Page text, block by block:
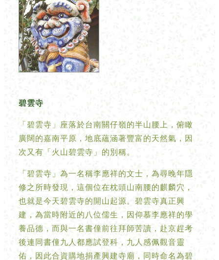
碧雲寺
「碧雲寺」座落於台南關仔嶺的半山腰上，俯瞰
廣闊的嘉南平原，地底蘊涵著豐富的天然氣，因
次又有「火山碧雲寺」的別稱。
「碧雲寺」為一名稱李應祥的文士，為尋晚年隱
修之所時發現，這個位在枕頭山南腰的麒麟穴，
也就是今天碧雲寺的開山起源。碧雲寺真正興
建，為當時附近的八位儒生，因仰慕李應祥的學
養品德，而與一名書僮前往拜師苦讀，赴京趕考
後連同書僮九人都應試登科，九人感佩觀音靈
佑，因此合資購地捐產興建寺廟，同時命名為碧